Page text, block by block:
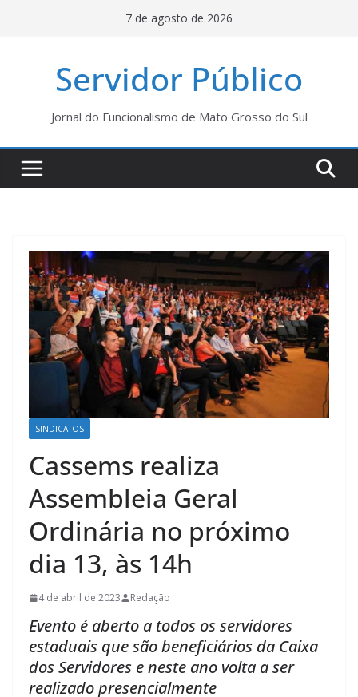
7 de agosto de 2026
Servidor Público
Jornal do Funcionalismo de Mato Grosso do Sul
SINDICATOS
Cassems realiza
Assembleia Geral
Ordinária no próximo
dia 13, às 14h
4 de abril de 2023 Redação
Evento é aberto a todos os servidores
estaduais que são beneficiários da Caixa
dos Servidores e neste ano volta a ser
realizado presencialmente